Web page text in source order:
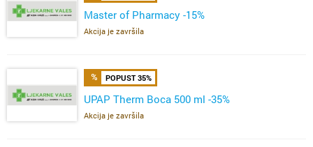
Master of Pharmacy -15%
Akcija je završila
POPUST 35%
UPAP Therm Boca 500 ml -35%
Akcija je završila